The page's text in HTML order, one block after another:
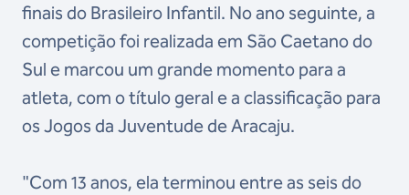
finais do Brasileiro Infantil. No ano seguinte, a
competição foi realizada em São Caetano do
Sul e marcou um grande momento para a
atleta, com o título geral e a classificação para
os Jogos da Juventude de Aracaju.
"Com 13 anos, ela terminou entre as seis do